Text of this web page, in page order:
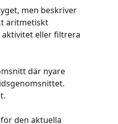
men beskriver
aritmetiskt
aktivitet eller filtrera
där nyare
den aktuella